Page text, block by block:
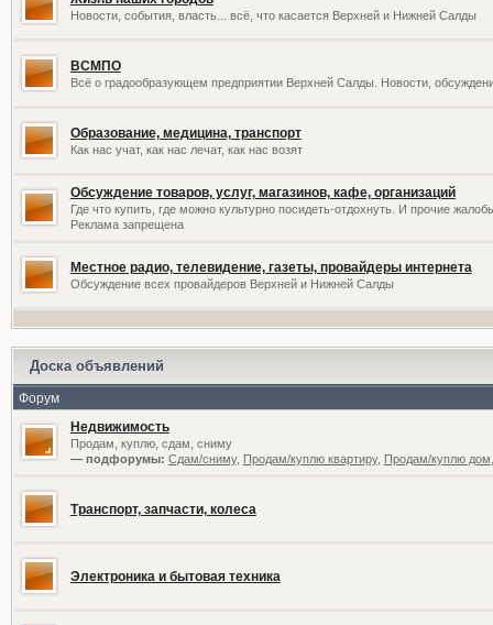
Новости, события, власть... всё, что касается Верхней и Нижней Салды
ВСМПО
Всё о градообразующем предприятии Верхней Салды. Новости,
Образование, медицина, транспорт
Как нас учат, как нас лечат, как нас возят
Обсуждение товаров, услуг, магазинов, кафе, организаций
Где что купить, где можно культурно посидеть-отдохнуть. И прочие
Реклама запрещена
Местное радио, телевидение, газеты, провайдеры интернета
Обсуждение всех провайдеров Верхней и Нижней Салды
Доска объявлений
Форум
Недвижимость
Продам, куплю, сдам, сниму
— подфорумы: Сдам/сниму, Продам/куплю квартиру, Продам/куплю
Транспорт, запчасти, колеса
Электроника и бытовая техника